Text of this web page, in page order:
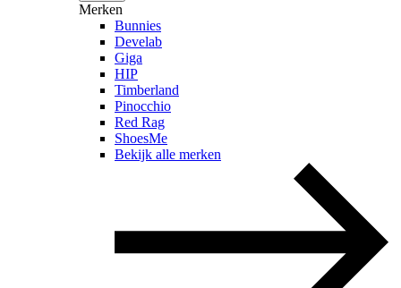
Merken
Bunnies
Develab
Giga
HIP
Timberland
Pinocchio
Red Rag
ShoesMe
Bekijk alle merken